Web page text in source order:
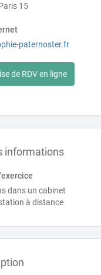
15
paternoster.fr
de RDV en ligne
informations
dans un cabinet
à distance